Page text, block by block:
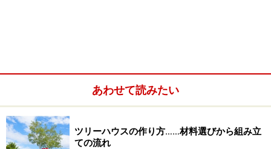
あわせて読みたい
ツリーハウスの作り方……材料選びから組み立
ての流れ